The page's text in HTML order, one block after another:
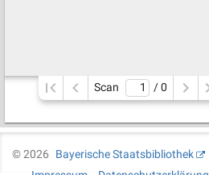
Scan / 0
©2026
Bayerische Staatsbibliothek